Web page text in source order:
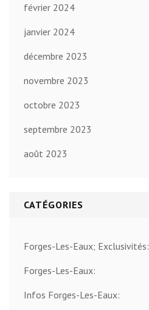
février 2024
janvier 2024
décembre 2023
novembre 2023
octobre 2023
septembre 2023
août 2023
CATÉGORIES
Forges-Les-Eaux; Exclusivités:
Forges-Les-Eaux:
Infos Forges-Les-Eaux: